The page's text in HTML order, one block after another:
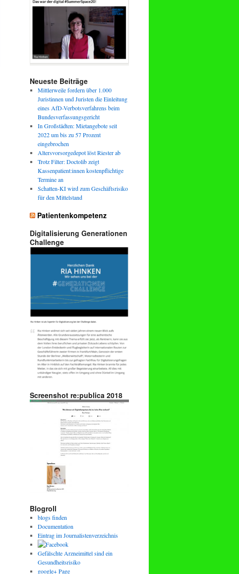
Neueste Beiträge
Mittlerweile fordern über 1.000
Juristinnen und Juristen die Einleitung
eines AfD-Verbotsverfahrens beim
Bundesverfassungsgericht
In Großstädten: Mietangebote seit
2022 um bis zu 57 Prozent
eingebrochen
Altersvorsorgedepot löst Riester ab
Trotz Filter: Doctolib zeigt
Kassenpatient:innen kostenpflichtige
Termine an
Schatten-KI wird zum Geschäftsrisiko
für den Mittelstand
Patientenkompetenz
Digitalisierung Generationen
Challenge
Screenshot re:publica 2018
Blogroll
blogs finden
Documentation
Eintrag im Journalistenverzeichnis
Gefälschte Arzneimittel sind ein
Gesundheitsrisiko
google+ Page